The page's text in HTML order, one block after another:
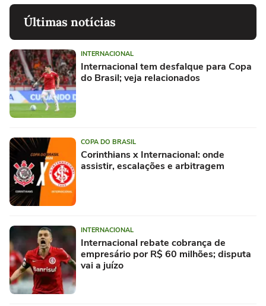
Últimas notícias
INTERNACIONAL
Internacional tem desfalque para Copa
do Brasil; veja relacionados
COPA DO BRASIL
Corinthians x Internacional: onde
assistir, escalações e arbitragem
INTERNACIONAL
Internacional rebate cobrança de
empresário por R$ 60 milhões; disputa
vai a juízo